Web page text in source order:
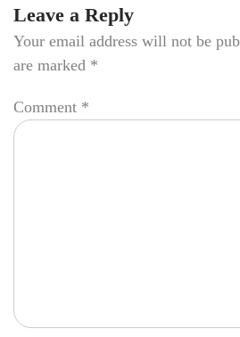
Leave a Reply
Your email address will not be
are marked *
Comment *